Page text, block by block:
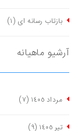
بازتاب رسانه ای (١)
آرشیو ماهیانه
مرداد ١٤٠٥ (٧)
تیر ١٤٠٥ (٩)